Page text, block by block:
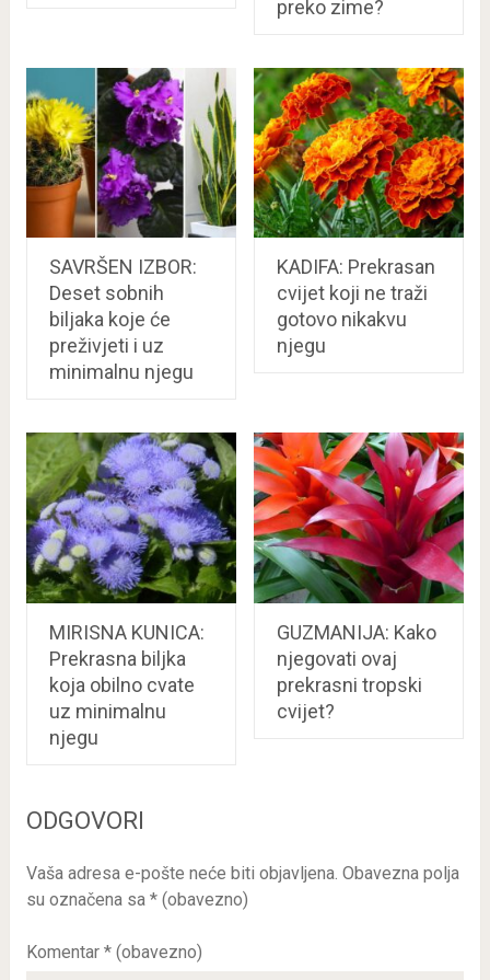
preko zime?
SAVRŠEN IZBOR:
Deset sobnih
biljaka koje će
preživjeti i uz
minimalnu njegu
KADIFA: Prekrasan
cvijet koji ne traži
gotovo nikakvu
njegu
MIRISNA KUNICA:
Prekrasna biljka
koja obilno cvate
uz minimalnu
njegu
GUZMANIJA: Kako
njegovati ovaj
prekrasni tropski
cvijet?
ODGOVORI
Vaša adresa e-pošte neće biti objavljena. Obavezna polja
su označena sa * (obavezno)
Komentar * (obavezno)